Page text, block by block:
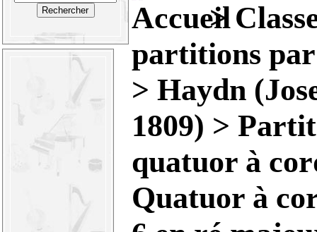
>
partitions
> Haydn
1809) >
quatuor à
Quatuor à